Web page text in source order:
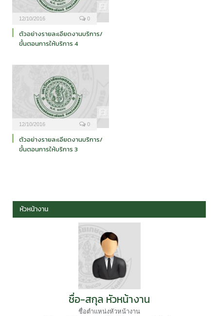
12/10/2016 0
ตัวอย่างรายละเอียดงานบริการ/
ขั้นตอนการให้บริการ 4
12/10/2016 0
ตัวอย่างรายละเอียดงานบริการ/
ขั้นตอนการให้บริการ 3
หัวหน้างาน
ชื่อ-สกุล หัวหน้างาน
ชื่อตำแหน่งหัวหน้างาน